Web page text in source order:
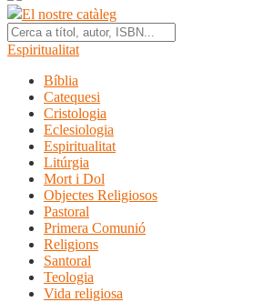
El nostre catàleg
Espiritualitat
Bíblia
Catequesi
Cristologia
Eclesiologia
Espiritualitat
Litúrgia
Mort i Dol
Objectes Religiosos
Pastoral
Primera Comunió
Religions
Santoral
Teologia
Vida religiosa